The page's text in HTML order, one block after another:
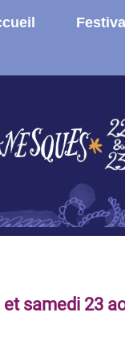
Festival
samedi 23